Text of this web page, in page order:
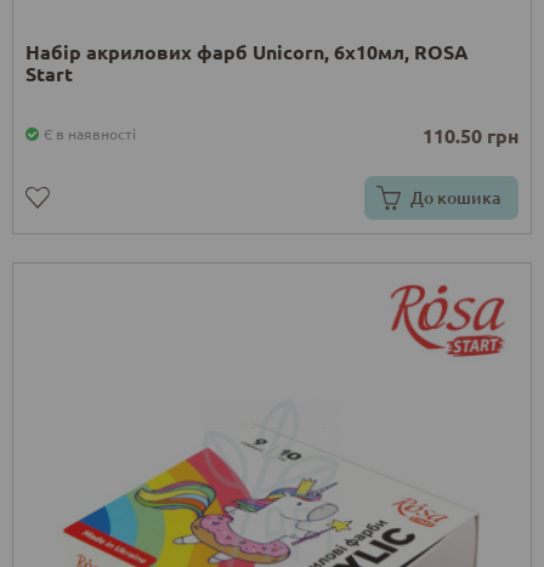
Набір акрилових фарб Unicorn, 6x10мл, ROSA
Start
Є в наявності 110.50 грн
До кошика